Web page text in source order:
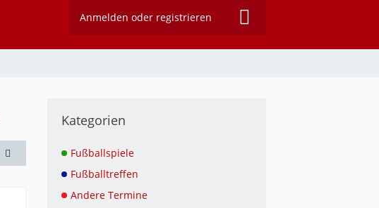
Anmelden oder registrieren
Kategorien
Fußballspiele
Fußballtreffen
Andere Termine